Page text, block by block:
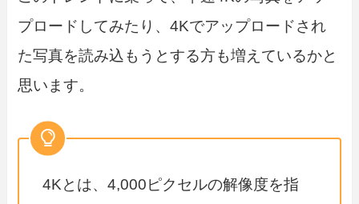
プロードしてみたり、4Kでアップロードされ
た写真を読み込もうとする方も増えているかと
思います。
4Kとは、4,000ピクセルの解像度を指